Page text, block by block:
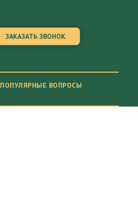
ЗАКАЗАТЬ ЗВОНОК
ПОПУЛЯРНЫЕ ВОПРОСЫ